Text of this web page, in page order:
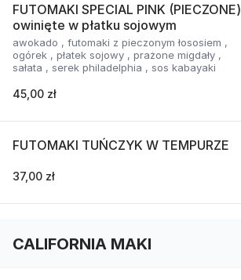
FUTOMAKI SPECIAL PINK (PIECZONE)
owinięte w płatku sojowym
awokado , futomaki z pieczonym łososiem ,
ogórek , płatek sojowy , prażone migdały ,
sałata , serek philadelphia , sos kabayaki
45,00 zł
FUTOMAKI TUŃCZYK W TEMPURZE
37,00 zł
CALIFORNIA MAKI